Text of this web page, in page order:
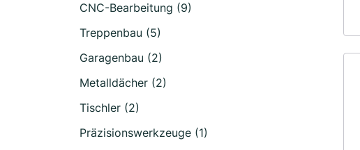
CNC-Bearbeitung (9)
Treppenbau (5)
Garagenbau (2)
Metalldächer (2)
Tischler (2)
Präzisionswerkzeuge (1)